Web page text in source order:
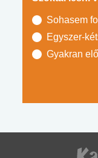
Sohasem
Egyszer-
Gyakran